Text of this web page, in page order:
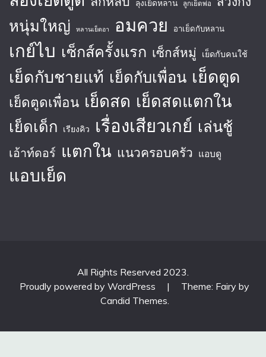
ลุงเย็ดหลาน ลูกเย็ดพ่อ
หนุ่มใหญ่ หลานเย็ดอา อมควย อาเย็ดกับหลาน
เกย์ไบ เซ็กส์ครั้งแรก เซ็กส์หมู่ เย็ดกับคนใช้
เย็ดกับชายแท้ เย็ดกับเพื่อน เย็ดตูด
เย็ดตูดเพื่อน เย็ดสด เย็ดสดแตกใน
เย็ดเด็ก เรียงคิว เรื่องเสียวเกย์ เล่นชู้
เอ้าท์ดอร์ แตกใน แนวครอบครัว แอบดู
แอบเย็ด
All Rights Reserved 2023.
Proudly powered by WordPress
|
Theme: Fairy by
Candid Themes